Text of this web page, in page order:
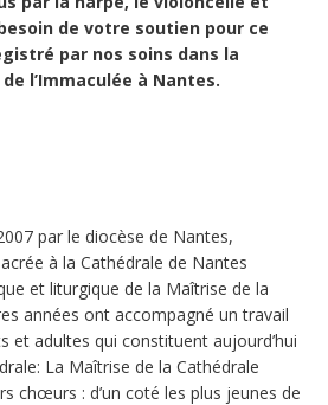
de votre soutien pour ce
par nos soins dans la
l’Immaculée à Nantes.
par le diocèse de Nantes,
à la Cathédrale de Nantes
et liturgique de la Maîtrise de la
années ont accompagné un travail
et adultes qui constituent aujourd’hui
La Maîtrise de la Cathédrale
chœurs : d’un coté les plus jeunes de